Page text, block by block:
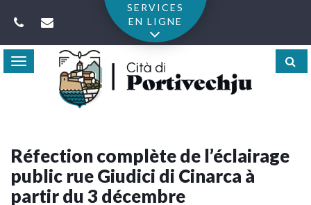
SERVICES
EN LIGNE
Toggle
navigation
Réfection complète de l’éclairage
public rue Giudici di Cinarca à
partir du 3 décembre